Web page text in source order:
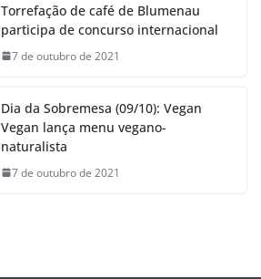
Torrefação de café de Blumenau
participa de concurso internacional
7 de outubro de 2021
Dia da Sobremesa (09/10): Vegan
Vegan lança menu vegano-
naturalista
7 de outubro de 2021